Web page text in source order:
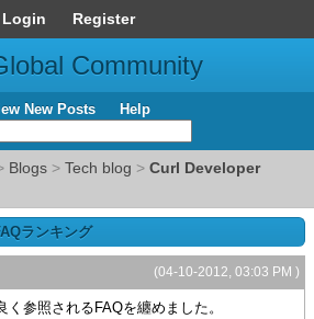
Login Register
Community
New Posts Help
Blogs > Tech blog > Curl Developer
ランキング
(04-10-2012, 03:03 PM )
く参照されるFAQを纏めました。